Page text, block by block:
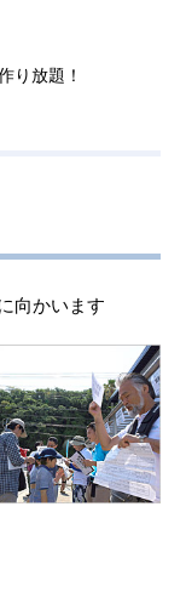
り放題！
向かいます